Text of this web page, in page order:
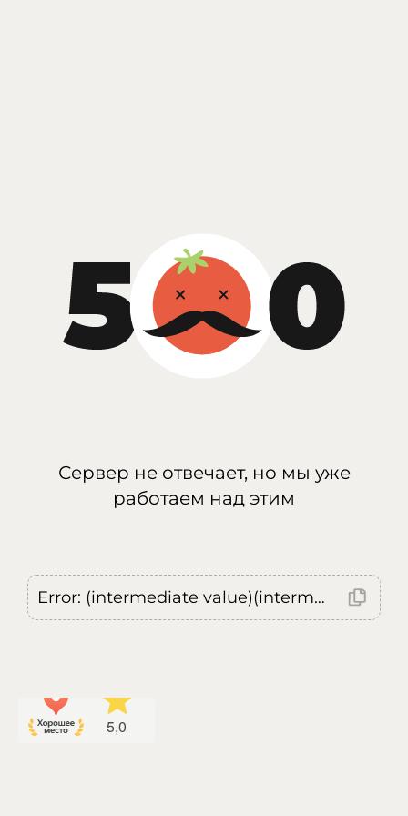
Сервер не отвечает, но мы уже
работаем над этим
Error: (intermediate value)(intermediate value)(intermediate value).replaceAll is not a function